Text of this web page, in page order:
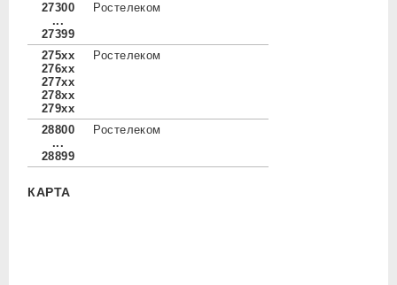
27300
...
27399
Ростелеком
275xx
276xx
277xx
278xx
279xx
Ростелеком
28800
...
28899
Ростелеком
КАРТА